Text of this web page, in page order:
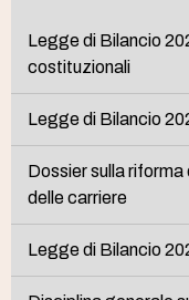
Legge di Bilancio
costituzionali
Legge di Bilancio
Dossier sulla
delle carriere
Legge di Bilancio